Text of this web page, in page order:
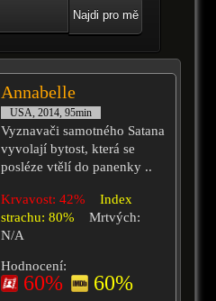
Najdi pro mě
Annabelle
USA, 2014, 95min
Vyznavači samotného Satana
vyvolají bytost, která se
posléze vtělí do panenky ..
Krvavost: 42%
Index
strachu: 80%
Mrtvých:
N/A
Hodnocení:
60% 60%